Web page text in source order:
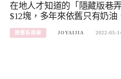
在地人才知道的「隱藏版巷
$12塊，多年來依舊只有奶
捷運板南線 JOYAIJIA 2022-05-